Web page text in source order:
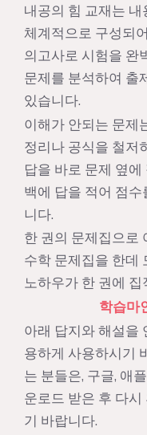
내공의 힘 교재는
체계적으로 구성되
의고사로 시험을 완
문제를 분석하여 출
있습니다.
이해가 안되는 문제
정리나 공식을 철저
답을 바로 문제 옆
백에 답을 적어 점
니다.
한 권의 문제집으로
수학 문제집을 한데
노하우가 한 권에 집
학습마
아래 답지와 해설을
용하게 사용하시기
는 분들은, 구글, 애
운로드 받은 후 다
기 바랍니다.